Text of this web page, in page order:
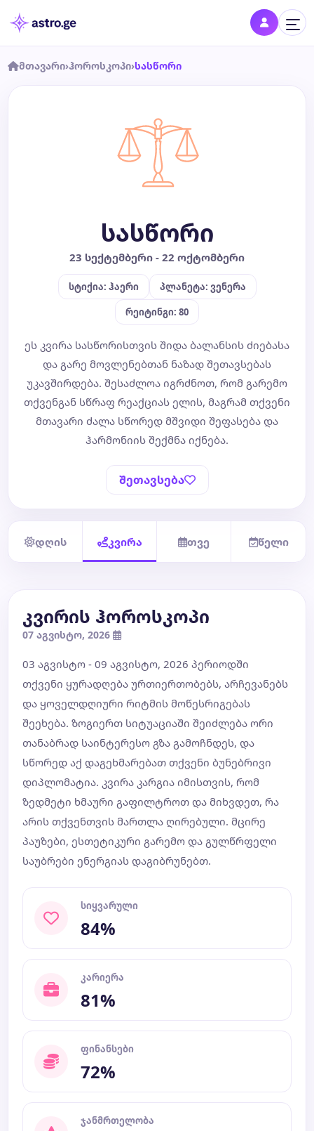
დღის ჰოროსკოპი
კვირის ჰოროსკოპი
თვის ჰოროსკოპი
ბლოგი
ტარო
მთავარი›ჰოროსკოპი›სასწორი
სასწორი
23 სექტემბერი - 22 ოქტომბერი
სტიქია: ჰაერი
პლანეტა: ვენერა
რეიტინგი: 80
ეს კვირა სასწორისთვის შიდა ბალანსის ძიებასა
და გარე მოვლენებთან ნაზად შეთავსებას
უკავშირდება. შესაძლოა იგრძნოთ, რომ გარემო
თქვენგან სწრაფ რეაქციას ელის, მაგრამ თქვენი
მთავარი ძალა სწორედ მშვიდი შეფასება და
ჰარმონიის შექმნა იქნება.
შეთავსება
დღის კვირა თვე წელი
კვირის ჰოროსკოპი
07 აგვისტო, 2026
03 აგვისტო - 09 აგვისტო, 2026 პერიოდში
თქვენი ყურადღება ურთიერთობებს, არჩევანებს
და ყოველდღიური რიტმის მოწესრიგებას
შეეხება. ზოგიერთ სიტუაციაში შეიძლება ორი
თანაბრად საინტერესო გზა გამოჩნდეს, და
სწორედ აქ დაგეხმარებათ თქვენი ბუნებრივი
დიპლომატია. კვირა კარგია იმისთვის, რომ
ზედმეტი ხმაური გაფილტროთ და მიხვდეთ, რა
არის თქვენთვის მართლა ღირებული. მცირე
პაუზები, ესთეტიკური გარემო და გულწრფელი
საუბრები ენერგიას დაგიბრუნებთ.
სიყვარული
84%
კარიერა
81%
ფინანსები
72%
ჯანმრთელობა